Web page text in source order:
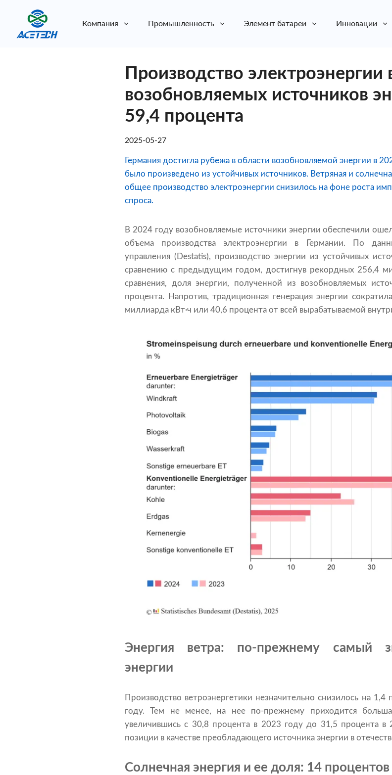
Компания Промышленность Элемент батареи Инновации
Производство электроэнергии
возобновляемых источников
59,4 процента
2025-05-27
Германия достигла рубежа в области возобновляемой энергии в
было произведено из устойчивых источников. Ветряная и
общее производство электроэнергии снизилось на фоне роста
спроса.
В 2024 году возобновляемые источники энергии обеспечили
объема производства электроэнергии в Германии. По
управления (Destatis), производство энергии из устойчивых
сравнению с предыдущим годом, достигнув рекордных 256,4
сравнения, доля энергии, полученной из возобновляемых
процента. Напротив, традиционная генерация энергии
миллиарда кВт·ч или 40,6 процента от всей вырабатываемой
Энергия ветра: по-прежнему самый
энергии
Производство ветроэнергетики незначительно снизилось на
году. Тем не менее, на нее по-прежнему приходится
увеличившись с 30,8 процента в 2023 году до 31,5 процента в
позиции в качестве преобладающего источника энергии в
Солнечная энергия и ее доля: 14 процентов